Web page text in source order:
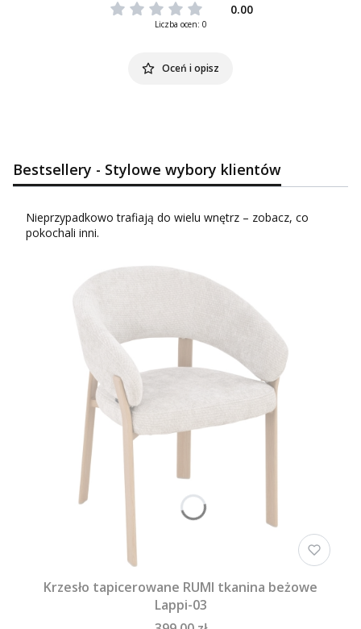
0.00
Liczba ocen: 0
Oceń i opisz
Bestsellery - Stylowe wybory klientów
Nieprzypadkowo trafiają do wielu wnętrz – zobacz, co
pokochali inni.
Krzesło tapicerowane RUMI tkanina beżowe
Lappi-03